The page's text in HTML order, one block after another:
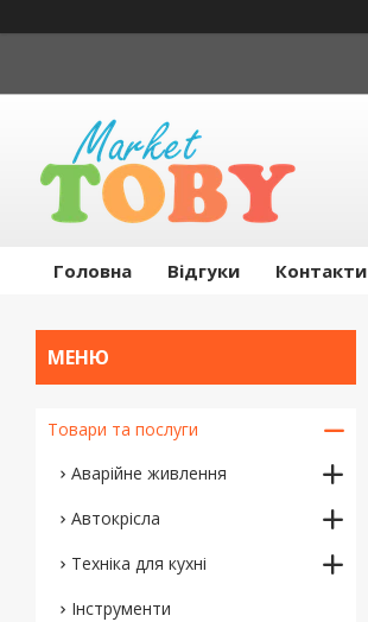
Головна Відгуки Контакти
Товари та послуги
Аварійне живлення
Автокрісла
Техніка для кухні
Інструменти